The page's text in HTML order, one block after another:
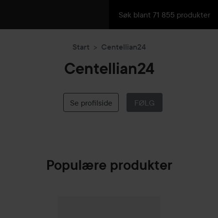
Start Centellian24
Centellian24
Se profilside FØLG
Populære produkter